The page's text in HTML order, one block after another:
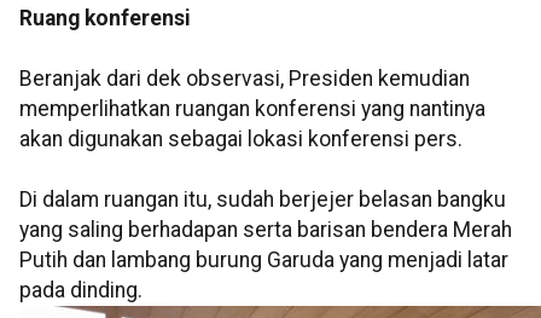
Ruang konferensi
Beranjak dari dek observasi, Presiden kemudian
memperlihatkan ruangan konferensi yang nantinya
akan digunakan sebagai lokasi konferensi pers.
Di dalam ruangan itu, sudah berjejer belasan bangku
yang saling berhadapan serta barisan bendera Merah
Putih dan lambang burung Garuda yang menjadi latar
pada dinding.